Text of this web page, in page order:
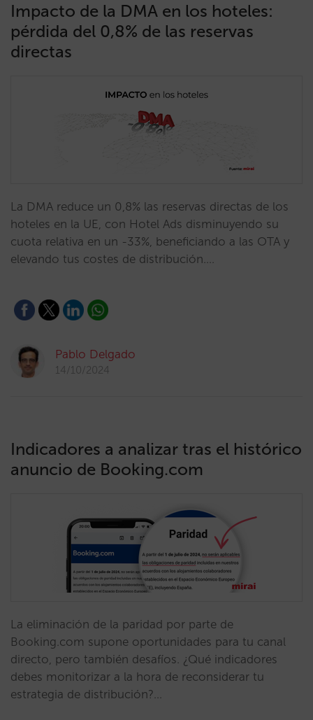
Impacto de la DMA en los hoteles:
pérdida del 0,8% de las reservas
directas
La DMA reduce un 0,8% las reservas directas de los
hoteles en la UE, con Hotel Ads disminuyendo su
cuota relativa en un -33%, beneficiando a las OTA y
elevando tus costes de distribución.…
Pablo Delgado
14/10/2024
Indicadores a analizar tras el histórico
anuncio de Booking.com
La eliminación de la paridad por parte de
Booking.com supone oportunidades para tu canal
directo, pero también desafíos. ¿Qué indicadores
debes monitorizar a la hora de reconsiderar tu
estrategia de distribución?…